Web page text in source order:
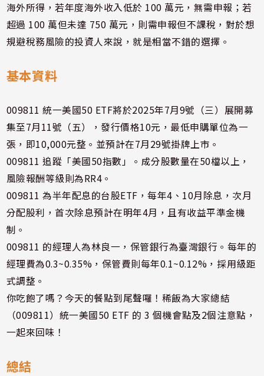
海外所得，若年度海外收入低於 100 萬元，無需申報；若
超過 100 萬但未達 750 萬元，則需申報但不課稅，對於想
規避稅務風險的投資人來說，就是相當不錯的選擇。
基本資料
009811 統一美國50 ETF將於2025年7月9號（三）展開募
集至7月11號（五），發行價格10元，最低申購單位為一
張，即10,000元整。並預計在7月29號掛牌上市。
009811 追蹤「美國50指數」。成分股數量在50檔以上，
風險報酬等級則為RR4。
009811 為半年配息的台股ETF，每年4、10月除息，次月
分配股利，首次除息預計在明年4月，且有收益平準金機
制。
009811 的經理人為林良一，保管銀行為臺灣銀行。每年的
經理費為0.3~0.35%，保管費則每年0.1~0.12%，採用級距
式調整。
你吃飽了嗎？今天的餐點到尾聲囉！稀飯為大家總結
（009811）統一美國50 ETF 的 3 個機會點及2個注意點，
一起來回味！
總結